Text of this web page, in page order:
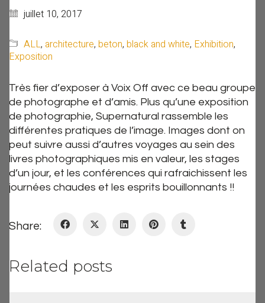
juillet 10, 2017
ALL, architecture, beton, black and white, Exhibition,
Exposition
Très fier d’exposer à Voix Off avec ce beau groupe
de photographe et d’amis. Plus qu’une exposition
de photographie, Supernatural rassemble les
différentes pratiques de l’image. Images dont on
peut suivre aussi d’autres voyages au sein des
livres photographiques mis en valeur, les stages
d’un jour, et les conférences qui rafraichissent les
journées chaudes et les esprits bouillonnants !!
Share:
Related posts